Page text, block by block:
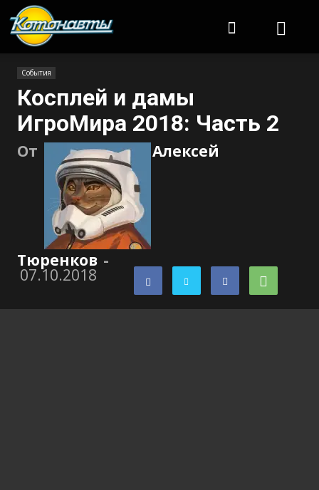
События
Косплей и дамы
ИгроМира 2018: Часть 2
От Алексей
Тюренков -
07.10.2018